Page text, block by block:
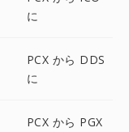
に
PCX から DDS
に
PCX から PGX